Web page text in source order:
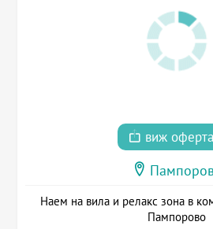
виж
Наем на вила и релакс зона в
Пампорово